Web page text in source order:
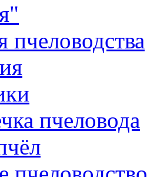
пчеловодства
пчеловода